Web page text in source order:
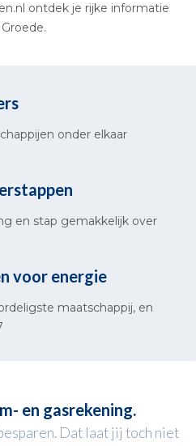
ontdek je rijke informatie
onder elkaar
en stap gemakkelijk over
voor energie
maatschappij, en
en gasrekening.
Dat laat jij toch niet